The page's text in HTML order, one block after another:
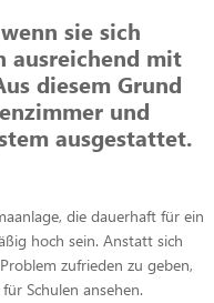
sie sich
ausreichend mit
diesem Grund
und
ausgestattet.
die dauerhaft für ein
hoch sein. Anstatt sich
zufrieden zu geben,
Schulen ansehen.